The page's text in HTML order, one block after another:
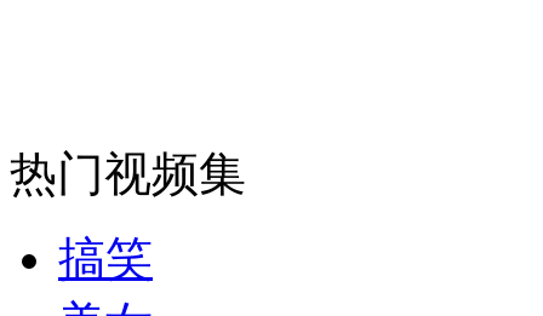
热门视频集
搞笑